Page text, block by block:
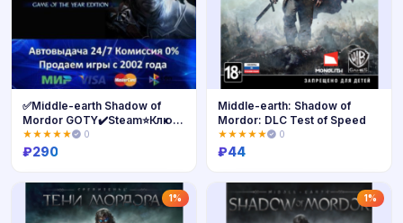
Купить
✅Middle-earth Shadow of
Mordor GOTY✔️Steam⭐Ключ
Активации🔑
РФ+СНГ✔️АКЦИЯ🎁0% Карты
★★★★★ 0
₽290
Купить
Middle-earth: Shadow of
Mordor: DLC Test of Speed
★★★★★ 0
₽44
1% 1%